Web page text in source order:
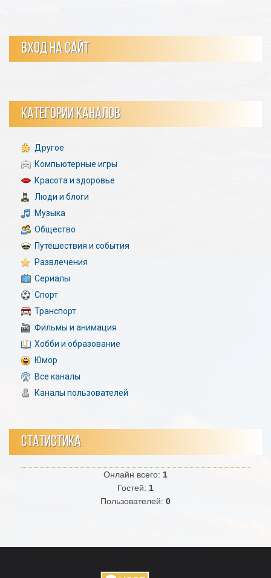
ВХОД НА САЙТ
КАТЕГОРИИ КАНАЛОВ
Другое
Компьютерные игры
Красота и здоровье
Люди и блоги
Музыка
Общество
Путешествия и события
Развлечения
Сериалы
Спорт
Транспорт
Фильмы и анимация
Хобби и образование
Юмор
Все каналы
Каналы пользователей
СТАТИСТИКА
Онлайн всего: 1
Гостей: 1
Пользователей: 0